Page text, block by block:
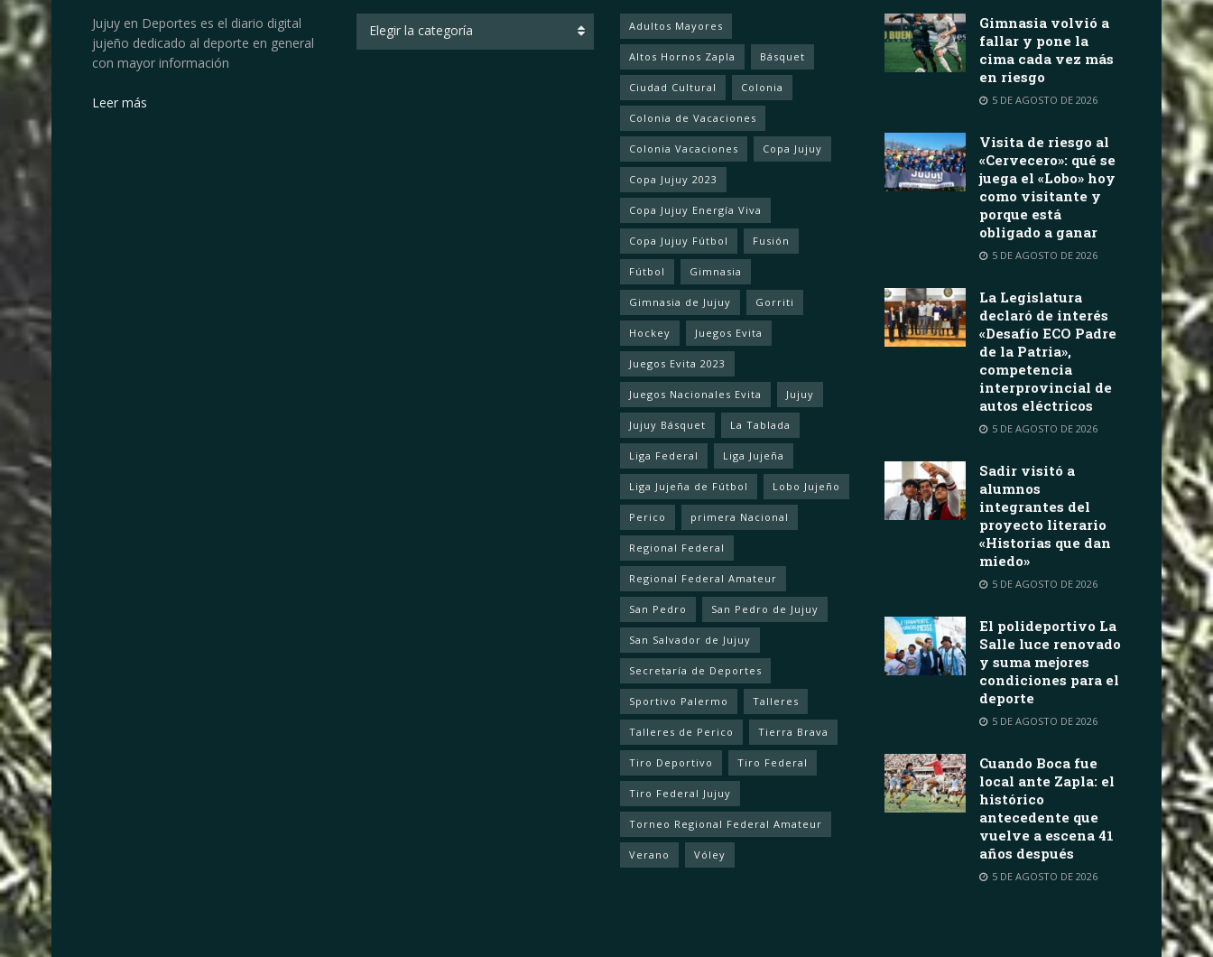
Jujuy en Deportes es el diario digital
jujeño dedicado al deporte en general
con mayor información
Leer más
Categorias
Elegir la categoría Adultos Mayores
Altos Hornos Zapla Básquet
Ciudad Cultural Colonia
Colonia de Vacaciones
Colonia Vacaciones Copa Jujuy
Copa Jujuy 2023
Copa Jujuy Energía Viva
Copa Jujuy Fútbol Fusión
Fútbol Gimnasia
Gimnasia de Jujuy Gorriti
Hockey Juegos Evita
Juegos Evita 2023
Juegos Nacionales Evita Jujuy
Jujuy Básquet La Tablada
Liga Federal Liga Jujeña
Liga Jujeña de Fútbol Lobo Jujeño
Perico primera Nacional
Regional Federal
Regional Federal Amateur
San Pedro San Pedro de Jujuy
San Salvador de Jujuy
Secretaría de Deportes
Sportivo Palermo Talleres
Talleres de Perico Tierra Brava
Tiro Deportivo Tiro Federal
Tiro Federal Jujuy
Torneo Regional Federal Amateur
Verano Vóley
Gimnasia volvió a
fallar y pone la
cima cada vez más
en riesgo
5 DE AGOSTO DE 2026
Visita de riesgo al
«Cervecero»: qué se
juega el «Lobo» hoy
como visitante y
porque está
obligado a ganar
5 DE AGOSTO DE 2026
La Legislatura
declaró de interés
«Desafío ECO Padre
de la Patria»,
competencia
interprovincial de
autos eléctricos
5 DE AGOSTO DE 2026
Sadir visitó a
alumnos
integrantes del
proyecto literario
«Historias que dan
miedo»
5 DE AGOSTO DE 2026
El polideportivo La
Salle luce renovado
y suma mejores
condiciones para el
deporte
5 DE AGOSTO DE 2026
Cuando Boca fue
local ante Zapla: el
histórico
antecedente que
vuelve a escena 41
años después
5 DE AGOSTO DE 2026